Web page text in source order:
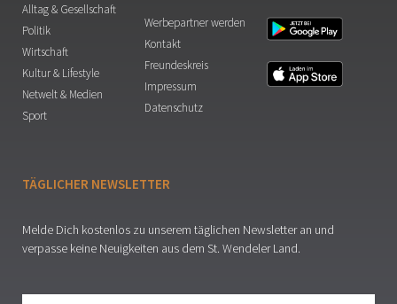
Alltag & Gesellschaft
Politik
Wirtschaft
Kultur & Lifestyle
Netwelt & Medien
Sport
Werbepartner werden
Kontakt
Freundeskreis
Impressum
Datenschutz
TÄGLICHER NEWSLETTER
Melde Dich kostenlos zu unserem täglichen Newsletter an und
verpasse keine Neuigkeiten aus dem St. Wendeler Land.